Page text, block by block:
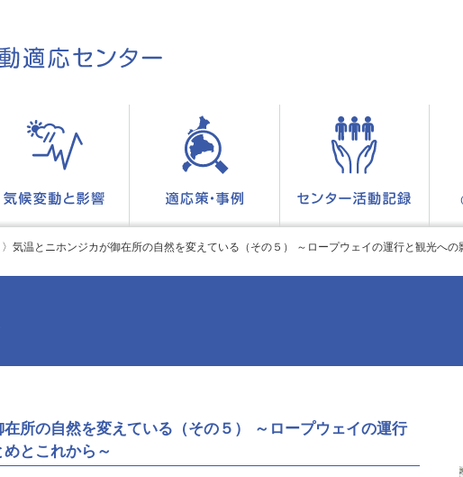
気温とニホンジカが御在所の自然を変えている（その５） ～ロープウェイの運行と観光への
所の自然を変えている（その５） ～ロープウェイの運行
とこれから～